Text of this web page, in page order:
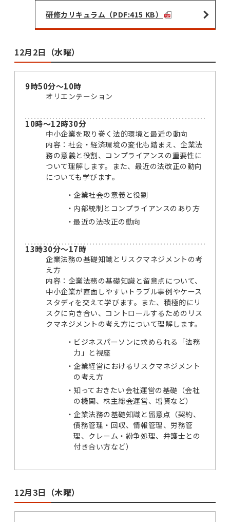
研修カリキュラム（PDF:415 KB）
12月2日（水曜）
9時50分～10時
オリエンテーション
10時～12時30分
中小企業を取り巻く法的環境と最近の動向
内容：社会・経済環境の変化も踏まえ、企業法
務の意義と役割、コンプライアンスの重要性に
ついて理解します。また、最近の法改正の動向
についても学びます。
企業社会の意義と役割
内部統制とコンプライアンスのあり方
最近の法改正の動向
13時30分～17時
企業法務の基礎知識とリスクマネジメントの考
え方
内容：企業法務の基礎知識と留意点について、
中小企業が直面しやすいトラブル事例やケース
スタディを交えて学びます。また、積極的にリ
スクに向き合い、コントロールするためのリス
クマネジメントの考え方について理解します。
ビジネスパーソンに求められる「法務
力」と視座
企業経営におけるリスクマネジメント
の考え方
知っておきたい会社運営の基礎（会社
の機関、株主総会運営、増資など）
企業法務の基礎知識と留意点（契約、
債務管理・回収、情報管理、労務管
理、クレーム・紛争処理、弁護士との
付き合い方など）
12月3日（木曜）